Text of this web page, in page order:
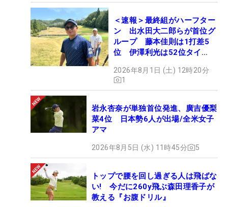
＜速報＞最終組がハーフター
ン 出水田大二郎らが首位グ
ループ 藤本佳則は1打差5
位 伊澤利光は52位タイ
OPEN】
2026年8月1日 (土) 12時20分
1
岩永杏奈が単独首位発進、廣吉優梨
菜4位 日本勢6人が出場/全米女子
アマ
2026年8月5日 (水) 11時45分 5
トップで腰を回し過ぎる人は飛ばな
い! 今だに260y飛ぶ森田理香子が
教える『お腹ドリル』